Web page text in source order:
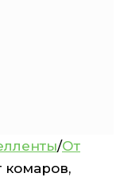
/От
комаров,